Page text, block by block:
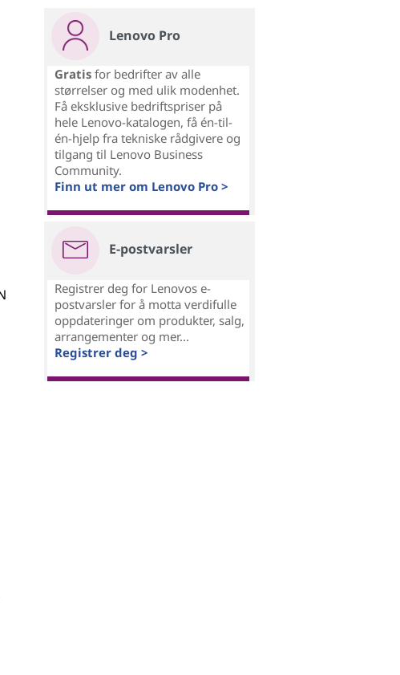
Lenovo Pro
Gratis for bedrifter av alle
størrelser og med ulik modenhet.
Få eksklusive bedriftspriser på
hele Lenovo-katalogen, få én-til-
én-hjelp fra tekniske rådgivere og
tilgang til Lenovo Business
Community.
Finn ut mer om Lenovo Pro >
E-postvarsler
Registrer deg for Lenovos e-
postvarsler for å motta verdifulle
oppdateringer om produkter, salg,
arrangementer og mer...
Registrer deg >